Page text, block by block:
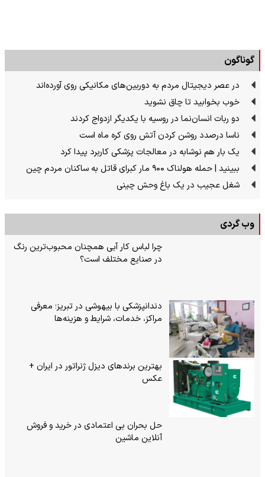
گوناگون
در عصر دیجیتال مردم به دوربین‌های مکانیکی روی آورده‌اند
خوب بخوابید تا چاق نشوید
دو ربات انسان‌نما در روسیه با یکدیگر ازدواج کردند
ناسا درصدد روشن کردن آتش روی کره ماه است
یک بار هم نوشابه در معالجات پزشکی کاربرد پیدا کرد
ببینید | حمله هولناک ۹۰۰ مار کبرای قاتل به ساکنان مردم چین
شغل عجیب در یک باغ وحش چینی
وب گردی
چرا لباس کار آبی همچنان محبوب‌ترین رنگ
در صنایع مختلف است؟
دندانپزشکی با بیهوشی در تبریز؛ معرفی
مراکز، خدمات، شرایط و هزینه‌ها
بهترین برندهای دیزل ژنراتور در ایران +
عکس
حل بحران بی‌ اعتمادی در خرید و فروش
آنلاین ماشین